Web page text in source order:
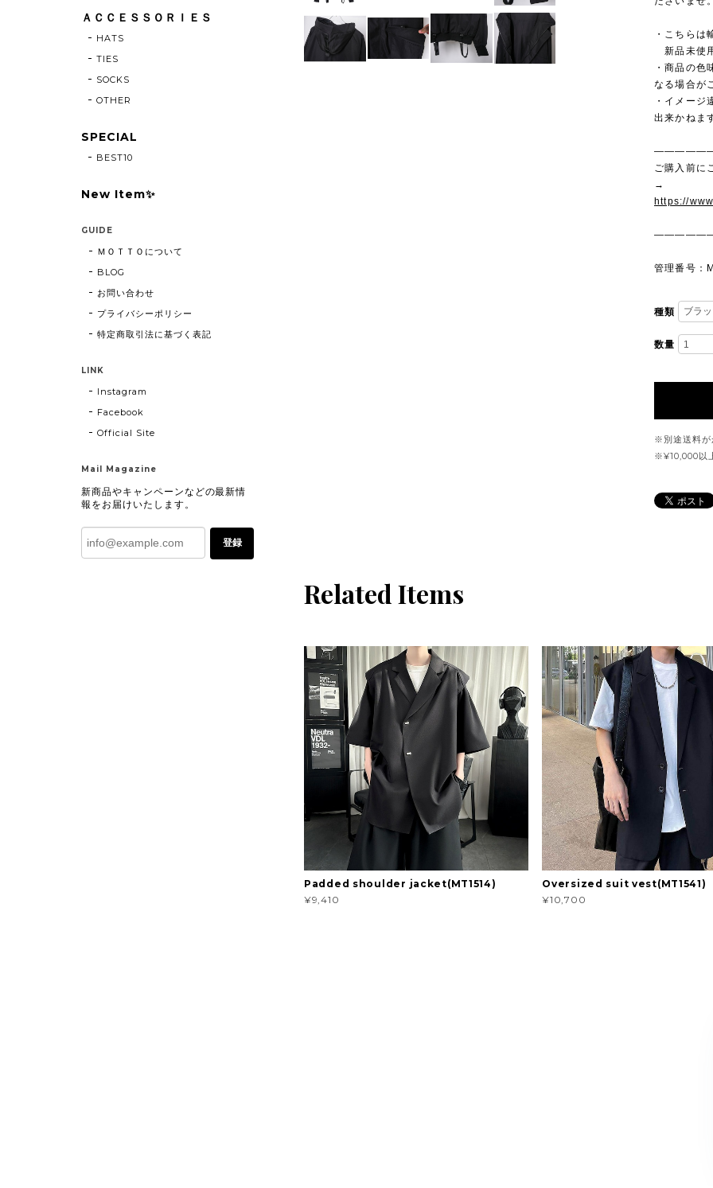
・こちらは
新品未使
・商品の色
なる場合が
・イメージ
出来かねま
ご購入前に
→
https://
管理番号：
種類
数量
※別途送料が
※¥10,000以
Related Items
Padded shoulder jacket(MT1514)
¥9,410
Oversized suit vest(MT1541)
¥10,700
ＡＣＣＥＳＳＯＲＩＥＳ
HATS
TIES
SOCKS
OTHER
SPECIAL
BEST10
New Item✨
GUIDE
ＭＯＴＴＯについて
BLOG
お問い合わせ
プライバシーポリシー
特定商取引法に基づく表記
LINK
Instagram
Facebook
Official Site
Mail Magazine
新商品やキャンペーンなどの最新情
報をお届けいたします。
登録